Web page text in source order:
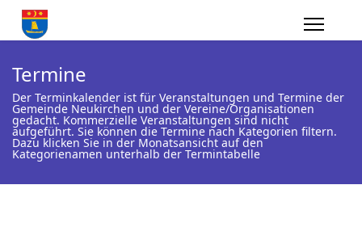
Termine
Der Terminkalender ist für Veranstaltungen und Termine der
Gemeinde Neukirchen und der Vereine/Organisationen
gedacht. Kommerzielle Veranstaltungen sind nicht
aufgeführt. Sie können die Termine nach Kategorien filtern.
Dazu klicken Sie in der Monatsansicht auf den
Kategorienamen unterhalb der Termintabelle